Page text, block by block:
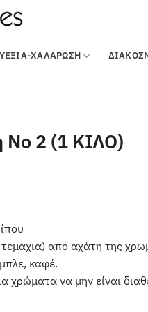
ΧΑΛΑΡΩΣΗ
Νο 2 (1 ΚΙΛΟ)
από αχάτη της
καφέ.
χρώματα να μην είναι